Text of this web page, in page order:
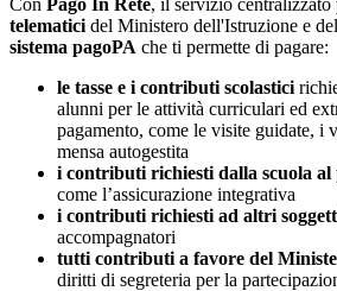
Con Pago In Rete, il servizio centralizzato
telematici del Ministero dell'Istruzione e
sistema pagoPA che ti permette di pagare:
le tasse e i contributi scolastici
alunni per le attività curriculari ed
pagamento, come le visite guidate, i
mensa autogestita
i contributi richiesti dalla scuola al
come l’assicurazione integrativa
i contributi richiesti ad altri
accompagnatori
tutti contributi a favore del
diritti di segreteria per la